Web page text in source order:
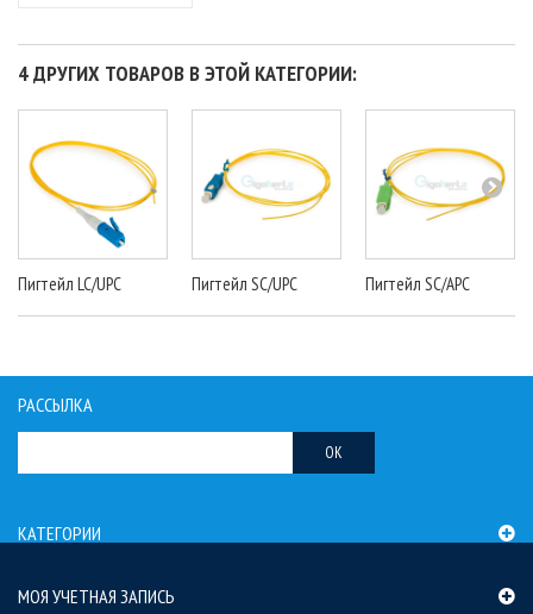
4 ДРУГИХ ТОВАРОВ В ЭТОЙ КАТЕГОРИИ:
Пигтейл LC/UPC Пигтейл SC/UPC Пигтейл SC/APC
РАССЫЛКА
OK
КАТЕГОРИИ
МОЯ УЧЕТНАЯ ЗАПИСЬ